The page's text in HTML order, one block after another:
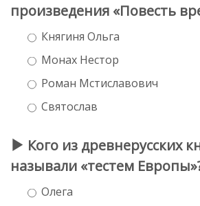
произведения «Повесть
Княгиня Ольга
Монах Нестор
Роман Мстиславович
Святослав
Кого из древнерусских
называли «тестем
Олега